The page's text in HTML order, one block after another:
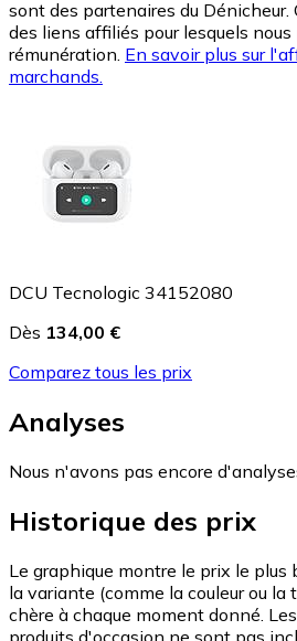
sont des partenaires du
des liens affiliés pour lesquels
rémunération. En savoir plus sur
marchands.
DCU Tecnologic 34152080
Dès 134,00 €
Comparez tous les prix
Analyses
Nous n'avons pas encore
Historique des prix
Le graphique montre le prix le plus
la variante (comme la couleur ou la
chère à chaque moment donné.
produits d'occasion ne sont pas